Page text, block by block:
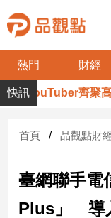
熱門 財經
品
觀
財
台
財
YouTuber齊聚高雄
首頁 品觀點財
臺網聯手電
Plus」 導